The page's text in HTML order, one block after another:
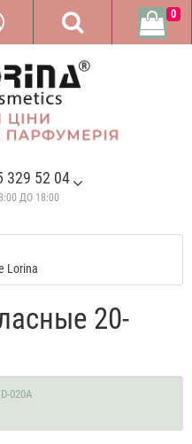
329 52 04
ДО 18:00
0
Lorina
20-
020А